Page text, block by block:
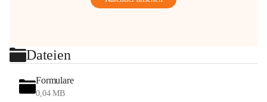
Dateien
Formulare
0,04 MB